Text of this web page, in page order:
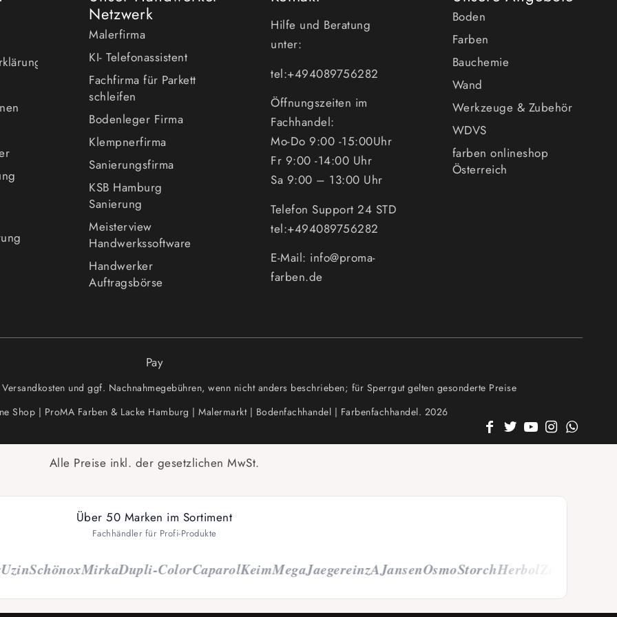
Netzwerk
Malerfirma
KI- Telefonassistent
Fachfirma für Parkett
schleifen
Bodenleger Firma
Klempnerfirma
Sanierungsfirma
KSB Hamburg
Sanierung
Meisterview
Handwerkssoftware
Handwerker
Auftragsbörse
Hilfe und Beratung
unter:
tel:+494089756282
Öffnungszeiten im
Fachhandel:
Mo-Do 9:00 -15:00Uhr
Fr 9:00 -14:00 Uhr
Sa 9:00 – 13:00 Uhr
Telefon Support 24 STD
tel:+494089756282
E-Mail: info@proma-
farben.de
Boden
Farben
Bauchemie
Wand
Werkzeuge & Zubehör
WDVS
farben onlineshop
Österreich
Pay
und ggf. Nachnahmegebühren, wenn nicht anders beschrieben; für Sperrgut gelten gesonderte Preise
Shop | ProMA Farben & Lacke Hamburg | Malermarkt | Bodenfachhandel | Farbenfachhandel. 2026
Alle Preise inkl. der gesetzlichen MwSt.
Über 50 Marken im Sortiment
Fachhändler für Profi-Produkte
SchönoxMirkaDupli-ColorCaparolKeimMegaJaegereinzAJansenOsmoStorchHerbolZero